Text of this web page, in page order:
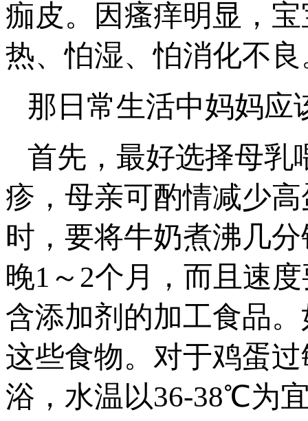
痂皮。因瘙痒明显，
热、怕湿、怕消化不良
那日常生活中妈妈应
首先，最好选择母乳
疹，母亲可酌情减少
时，要将牛奶煮沸几
晚1～2个月，而且速
含添加剂的加工食品
这些食物。对于鸡蛋
浴，水温以36-38℃为